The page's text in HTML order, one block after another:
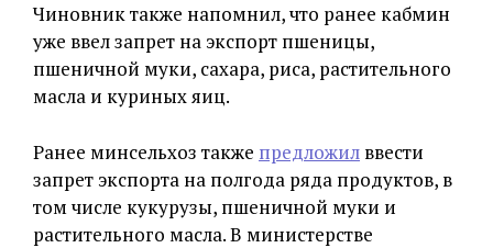
Чиновник также напомнил, что ранее кабмин
уже ввел запрет на экспорт пшеницы,
пшеничной муки, сахара, риса, растительного
масла и куриных яиц.
Ранее минсельхоз также предложил ввести
запрет экспорта на полгода ряда продуктов, в
том числе кукурузы, пшеничной муки и
растительного масла. В министерстве